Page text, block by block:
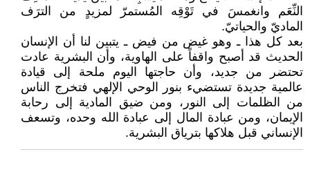
النِّعَم وانغمسَ في تَوْقِه المُستمرّ لمزيدٍ من الترَف
الماديّ والحياتيّ.
بعد كل هذا ـ وهو غيض من فيض ـ يتبين لنا أن الإنسان
الحديث قد أصبح واقفاً على الهاوية، وأن البشرية عادت
تحتضر من جديد، وأن حاجتها اليوم ملحة إلى قيادة
عالمية جديدة تستضيء بنور الوحي الإلهي فتخرج الناس
من الظلمات إلى النور، ومن ضيق المادية إلى رحابة
الإيمان، ومن عبادة المال إلى عبادة الله وحده، وتسعف
الإنساني قبل هلاكها بترياق البشرية.